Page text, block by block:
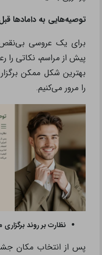
توصیه‌هایی به دامادها
برای یک عروسی بی‌نقص
پیش از مراسم، نکاتی
بهترین شکل ممکن
را مرور می‌کنیم.
نظارت بر روند برگزاری
پس از انتخاب مکان